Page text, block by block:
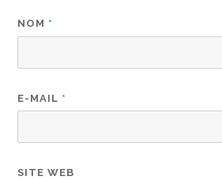
NOM *
E-MAIL *
SITE WEB